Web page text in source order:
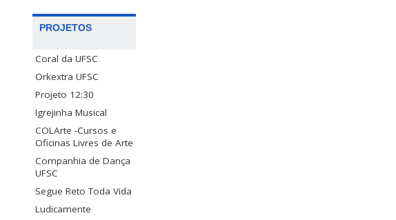
PROJETOS
Coral da UFSC
Orkextra UFSC
Projeto 12:30
Igrejinha Musical
COLArte -Cursos e
Oficinas Livres de Arte
Companhia de Dança
UFSC
Segue Reto Toda Vida
Ludicamente